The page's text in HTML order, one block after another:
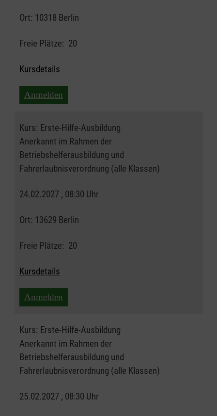
Ort: 10318 Berlin
Freie Plätze: 20
Kursdetails
Anmelden
Kurs: Erste-Hilfe-Ausbildung
Anerkannt im Rahmen der
Betriebshelferausbildung und
Fahrerlaubnisverordnung (alle Klassen)
24.02.2027 , 08:30 Uhr
Ort: 13629 Berlin
Freie Plätze: 20
Kursdetails
Anmelden
Kurs: Erste-Hilfe-Ausbildung
Anerkannt im Rahmen der
Betriebshelferausbildung und
Fahrerlaubnisverordnung (alle Klassen)
25.02.2027 , 08:30 Uhr